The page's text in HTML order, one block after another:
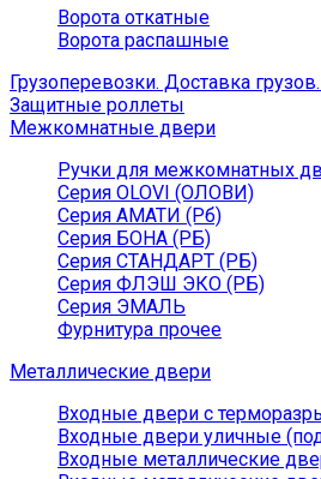
Ворота откатные
Ворота распашные
Грузоперевозки. Доставка
Защитные роллеты
Межкомнатные двери
Ручки для межкомнатных
Серия OLOVI (ОЛОВИ)
Серия АМАТИ (Рб)
Серия БОНА (РБ)
Серия СТАНДАРТ (РБ)
Серия ФЛЭШ ЭКО (РБ)
Серия ЭМАЛЬ
Фурнитура прочее
Металлические двери
Входные двери с
Входные двери уличные
Входные металлические